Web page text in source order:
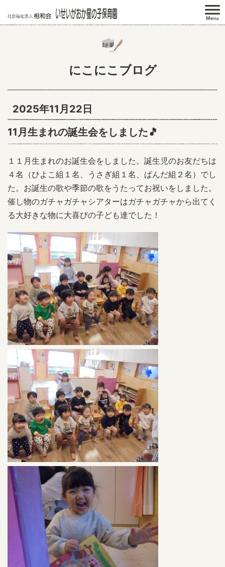
にこにこブログ
2025年11月22日
11月生まれの誕生会をしました🎵
１１月生まれのお誕生会をしました。誕生児のお友だちは
４名（ひよこ組１名、うさぎ組１名、ぱんだ組２名）でし
た。お誕生の歌や季節の歌をうたってお祝いをしました。
催し物のガチャガチャシアターはガチャガチャから出てく
る大好きな物に大喜びの子ども達でした！